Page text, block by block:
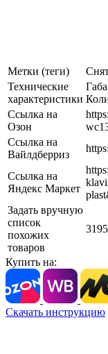
Метки (теги)
Технические
характеристики
Ссылка на
Озон
Ссылка на
Вайлдберриз
Ссылка на
Яндекс Маркет
Задать вручную
список
похожих
товаров
3195
Купить на:
Скачать инструкцию